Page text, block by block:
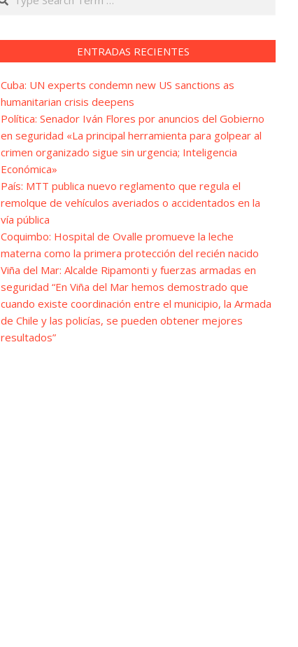
ENTRADAS RECIENTES
Cuba: UN experts condemn new US sanctions as
humanitarian crisis deepens
Política: Senador Iván Flores por anuncios del Gobierno
en seguridad «La principal herramienta para golpear al
crimen organizado sigue sin urgencia; Inteligencia
Económica»
País: MTT publica nuevo reglamento que regula el
remolque de vehículos averiados o accidentados en la
vía pública
Coquimbo: Hospital de Ovalle promueve la leche
materna como la primera protección del recién nacido
Viña del Mar: Alcalde Ripamonti y fuerzas armadas en
seguridad “En Viña del Mar hemos demostrado que
cuando existe coordinación entre el municipio, la Armada
de Chile y las policías, se pueden obtener mejores
resultados”